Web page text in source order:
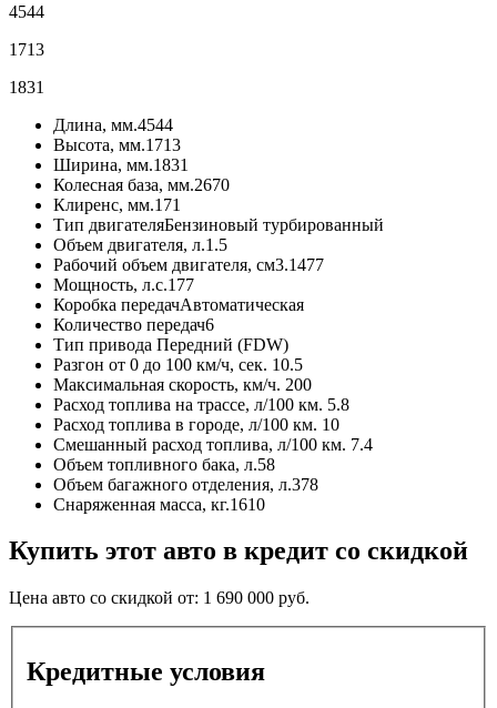
4544
1713
1831
Длина, мм.4544
Высота, мм.1713
Ширина, мм.1831
Колесная база, мм.2670
Клиренс, мм.171
Тип двигателяБензиновый турбированный
Объем двигателя, л.1.5
Рабочий объем двигателя, см3.1477
Мощность, л.с.177
Коробка передачАвтоматическая
Количество передач6
Тип привода Передний (FDW)
Разгон от 0 до 100 км/ч, сек. 10.5
Максимальная скорость, км/ч. 200
Расход топлива на трассе, л/100 км. 5.8
Расход топлива в городе, л/100 км. 10
Смешанный расход топлива, л/100 км. 7.4
Объем топливного бака, л.58
Объем багажного отделения, л.378
Снаряженная масса, кг.1610
Купить этот авто в кредит со скидкой
Цена авто со скидкой от: 1 690 000 руб.
Кредитные условия